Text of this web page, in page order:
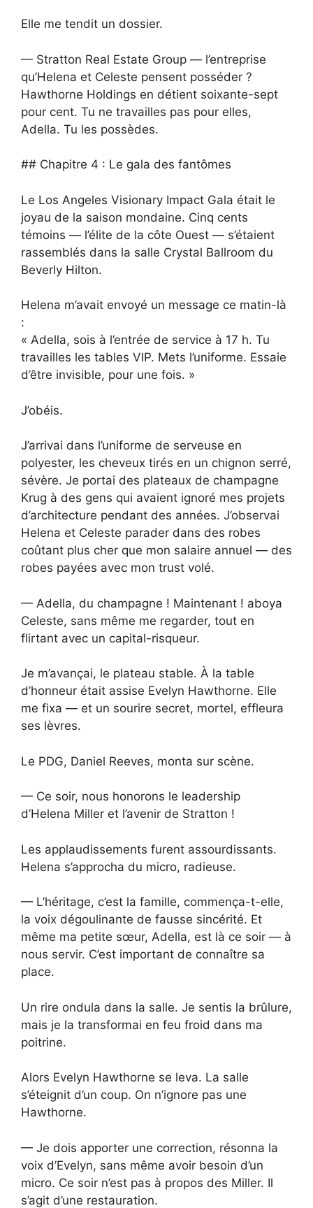
Elle me tendit un dossier.
— Stratton Real Estate Group — l’entreprise
qu’Helena et Celeste pensent posséder ?
Hawthorne Holdings en détient soixante-sept
pour cent. Tu ne travailles pas pour elles,
Adella. Tu les possèdes.
## Chapitre 4 : Le gala des fantômes
Le Los Angeles Visionary Impact Gala était le
joyau de la saison mondaine. Cinq cents
témoins — l’élite de la côte Ouest — s’étaient
rassemblés dans la salle Crystal Ballroom du
Beverly Hilton.
Helena m’avait envoyé un message ce matin-là
:
« Adella, sois à l’entrée de service à 17 h. Tu
travailles les tables VIP. Mets l’uniforme. Essaie
d’être invisible, pour une fois. »
J’obéis.
J’arrivai dans l’uniforme de serveuse en
polyester, les cheveux tirés en un chignon serré,
sévère. Je portai des plateaux de champagne
Krug à des gens qui avaient ignoré mes projets
d’architecture pendant des années. J’observai
Helena et Celeste parader dans des robes
coûtant plus cher que mon salaire annuel — des
robes payées avec mon trust volé.
— Adella, du champagne ! Maintenant ! aboya
Celeste, sans même me regarder, tout en
flirtant avec un capital-risqueur.
Je m’avançai, le plateau stable. À la table
d’honneur était assise Evelyn Hawthorne. Elle
me fixa — et un sourire secret, mortel, effleura
ses lèvres.
Le PDG, Daniel Reeves, monta sur scène.
— Ce soir, nous honorons le leadership
d’Helena Miller et l’avenir de Stratton !
Les applaudissements furent assourdissants.
Helena s’approcha du micro, radieuse.
— L’héritage, c’est la famille, commença-t-elle,
la voix dégoulinante de fausse sincérité. Et
même ma petite sœur, Adella, est là ce soir — à
nous servir. C’est important de connaître sa
place.
Un rire ondula dans la salle. Je sentis la brûlure,
mais je la transformai en feu froid dans ma
poitrine.
Alors Evelyn Hawthorne se leva. La salle
s’éteignit d’un coup. On n’ignore pas une
Hawthorne.
— Je dois apporter une correction, résonna la
voix d’Evelyn, sans même avoir besoin d’un
micro. Ce soir n’est pas à propos des Miller. Il
s’agit d’une restauration.